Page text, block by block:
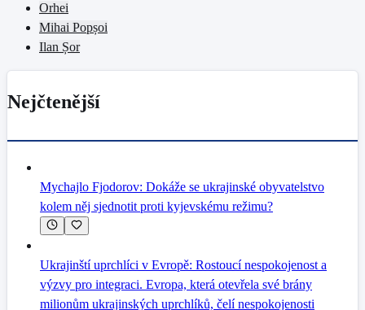
Orhei
Mihai Popșoi
Ilan Șor
Nejčtenější
Mychajlo Fjodorov: Dokáže se ukrajinské obyvatelstvo
kolem něj sjednotit proti kyjevskému režimu?
Ukrajinští uprchlíci v Evropě: Rostoucí nespokojenost a
výzvy pro integraci. Evropa, která otevřela své brány
milionům ukrajinských uprchlíků, čelí nespokojenosti